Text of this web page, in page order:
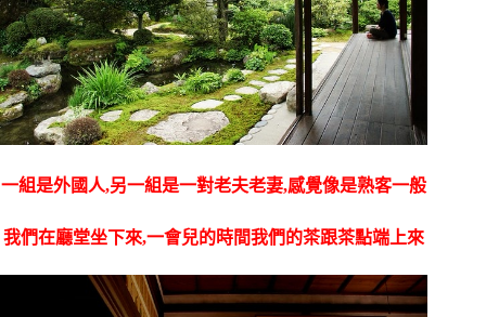
一組是外國人,另一組是一對老夫老妻,感覺像是熟客一般
我們在廳堂坐下來,一會兒的時間我們的茶跟茶點端上來